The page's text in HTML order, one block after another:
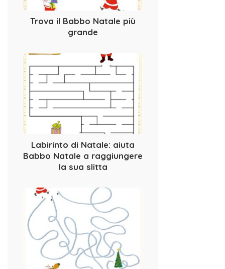
Trova il Babbo Natale più
grande
Labirinto di Natale: aiuta
Babbo Natale a raggiungere
la sua slitta